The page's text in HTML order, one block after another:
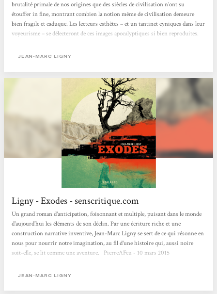
brutalité primale de nos origines que des siècles de civilisation n’ont su
étouffer in fine, montrant combien la notion même de civilisation demeure
bien fragile et caduque. Les lecteurs esthètes – et un tantinet cyniques dans leur
voyeurisme – se délecteront de ces images apocalyptiques si bien reproduites.
d’un réalisme qui vient renforcer la crédibilité de cette eschatologie. […] Ligny
JEAN-MARC LIGNY
Ligny - Exodes - senscritique.com
Un grand roman d'anticipation, foisonnant et multiple, puisant dans le monde
d'aujourd'hui les éléments de son déclin. Par une écriture riche et une
construction narrative inventive, Jean-Marc Ligny se sert de ce qui résonne en
nous pour nourrir notre imagination, au fil d'une histoire qui, aussi noire
soit-elle, se lit comme une aventure. PierreAFeu - 10 mars 2015
JEAN-MARC LIGNY